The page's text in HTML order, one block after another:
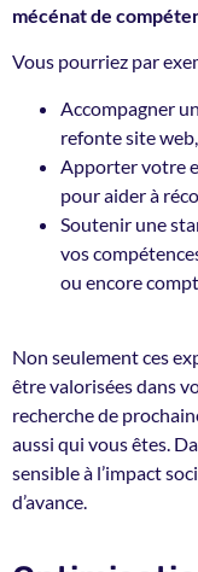
mécénat de
Vous pourriez par
Accompagner
refonte site
Apporter votre
pour aider à
Soutenir une
vos
ou encore
Non seulement ces
être valorisées dans
recherche de
aussi qui vous êtes.
sensible à l’impact
d’avance.